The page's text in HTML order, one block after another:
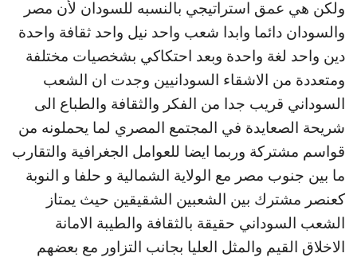
ولكن هي عمق استراتيجي بالنسبه للسودان لأن مصر
والسودان دائما وابدا شعب واحد نيل واحد ثقافة واحدة
دين واحد لغة واحدة وبعد احتكاكي بشخصيات مختلفة
ومتعددة من الاشقاء السودانيين وجدت ان الشعب
السوداني قريب جدا من الفكر والثقافة والطباع الى
شريحة الصعايدة في المجتمع المصري لما يحملونه من
قواسم مشتركة وربما ايضا للعوامل الجغرافية والتقارب
ما بين جنوب مصر مع الولاية الشمالية و حلفا و النوبة
كعنصر مشترك بين الشعبين الشقيقين حيث يمتاز
الشعب السوداني حقيقة بالثقافة والطيبة الامانة
الاخلاق القيم والمثل العليا بجانب التزاور مع بعضهم